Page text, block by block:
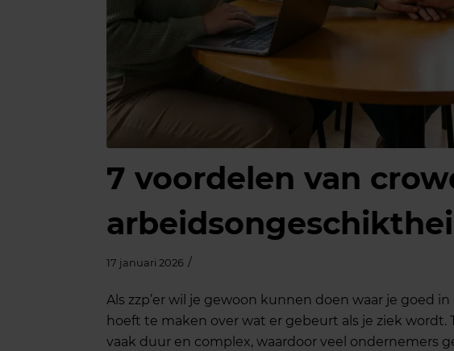
7 voordelen van
17 januari 2026 /
Als zzp’er wil je gewoon kunnen doen waar je goed
hoeft te maken over wat er gebeurt als je ziek wordt.
vaak duur en complex, waardoor veel ondernemers